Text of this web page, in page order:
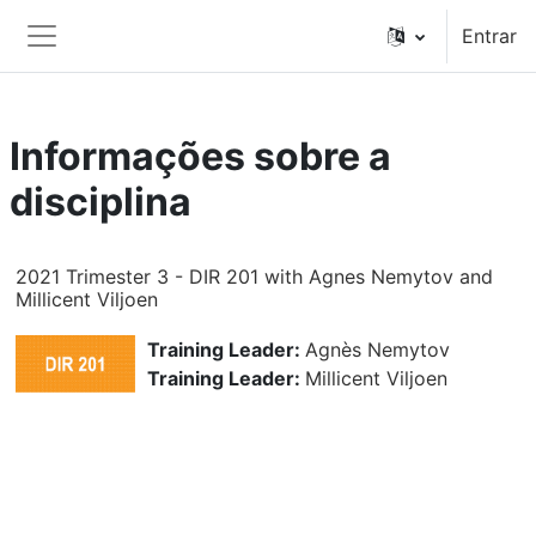
Painel lateral
Entrar
Informações sobre a
disciplina
2021 Trimester 3 - DIR 201 with Agnes Nemytov and
Millicent Viljoen
Training Leader: Agnès Nemytov
Training Leader: Millicent Viljoen